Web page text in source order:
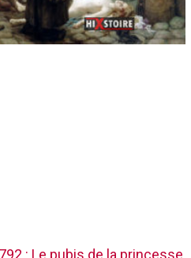
: Le pubis de la princesse